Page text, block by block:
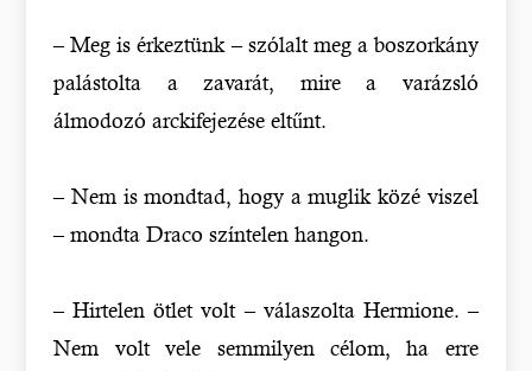
– Meg is érkeztünk – szólalt meg a boszorkány
palástolta a zavarát, mire a varázsló
álmodozó arckifejezése eltűnt.
– Nem is mondtad, hogy a muglik közé viszel
– mondta Draco színtelen hangon.
– Hirtelen ötlet volt – válaszolta Hermione. –
Nem volt vele semmilyen célom, ha erre